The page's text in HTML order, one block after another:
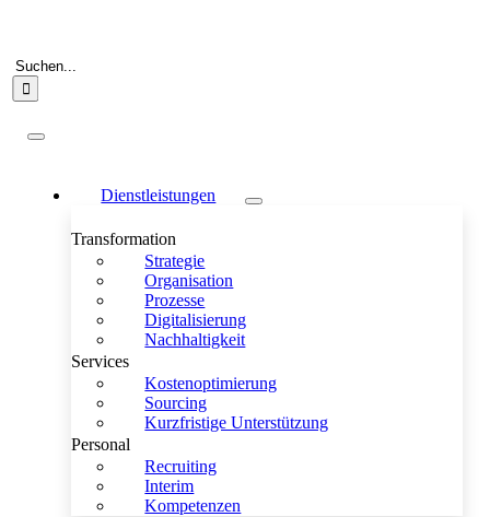
springen
Suche
nach:
Toggle
Dienstleistungen
Transformation
Strategie
Organisation
Prozesse
Digitalisierung
Nachhaltigkeit
Services
Kostenoptimierung
Sourcing
Kurzfristige Unterstützung
Personal
Recruiting
Interim
Kompetenzen